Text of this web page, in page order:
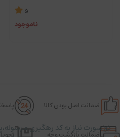
5
ناموجود
ضمانت اصل بودن کالا
ضمانت بازگشت وجه
در صورت نیاز به کد رهگیری